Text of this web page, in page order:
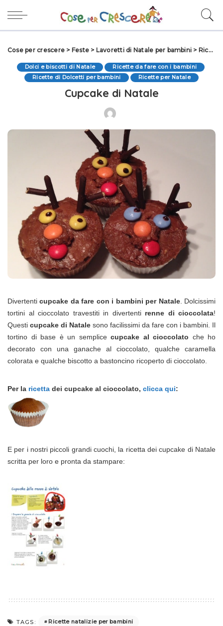
Cose per crescere > Feste > Lavoretti di Natale per bambini > Ricette per Natale
Dolci e biscotti di Natale
Ricette da fare con i bambini
Ricette di Dolcetti per bambini
Ricette per Natale
Cupcake di Natale
Divertenticupcake da fare con i bambini per Natale. Dolcissimi
tortini al cioccolato travestiti in divertenti renne di cioccolata!
Questi cupcake di Natale sono facilissimi da fare con i bambini. Il
tortino di base è un semplice cupcake al cioccolato che ho
decorato con una ganache al cioccolato, qualche caramella
colorata e qualche biscotto a bastoncino ricoperto di cioccolato.
Per la ricetta dei cupcake al cioccolato, clicca qui:
E per i nostri piccoli grandi cuochi, la ricetta dei cupcake di Natale
scritta per loro e pronta da stampare:
TAGS:
Ricette natalizie per bambini